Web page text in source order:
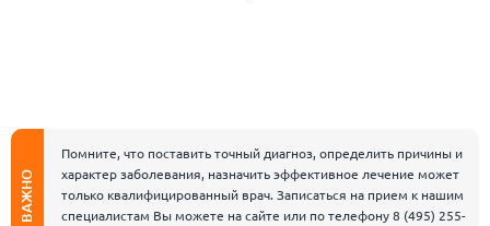
ВАЖНО
Помните, что поставить точный диагноз, определить причины и
характер заболевания, назначить эффективное лечение может
только квалифицированный врач. Записаться на прием к нашим
специалистам Вы можете на сайте или по телефону8 (495) 255-